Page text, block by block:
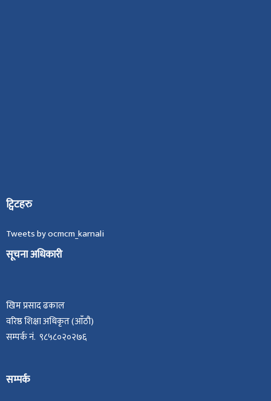
ट्विटहरु
Tweets by ocmcm_karnali
सूचना अधिकारी
खिम प्रसाद ढकाल
वरिष्ठ शिक्षा अधिकृत (आँठौ)
सम्पर्क नं. ९८५८०२०२७६
सम्पर्क